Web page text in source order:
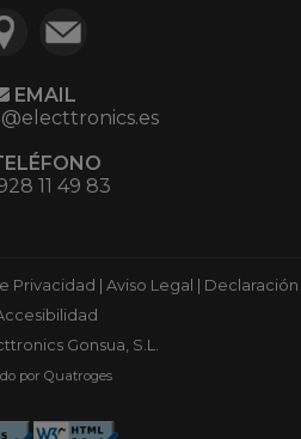
EMAIL
11 49 83
Privacidad Aviso Legal
Declaración
Gonsua, S.L.
por Quatroges